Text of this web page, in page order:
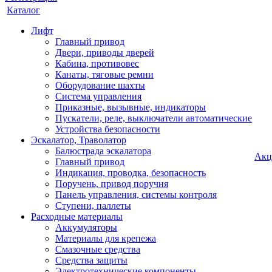
Каталог
Лифт
Главный привод
Двери, приводы дверей
Кабина, противовес
Канаты, тяговые ремни
Оборудование шахты
Система управления
Приказные, вызывные, индикаторы
Пускатели, реле, выключатели автоматические
Устройства безопасности
Эскалатор, Траволатор
Балюстрада эскалатора
Главный привод
Индикация, проводка, безопасность
Поручень, привод поручня
Панель управления, системы контроля
Ступени, паллеты
Расходные материалы
Аккумуляторы
Материалы для крепежа
Смазочные средства
Средства защиты